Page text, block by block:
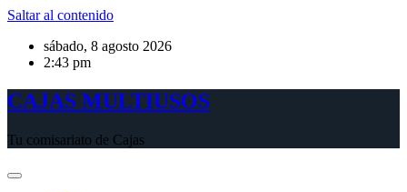
Saltar al contenido
sábado, 8 agosto 2026
2:43 pm
CAJAS MULTIUSOS
Tu comisariato de Cajas